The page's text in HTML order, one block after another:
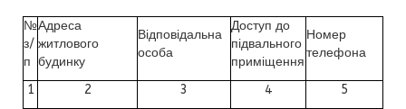
№
з/
п
Адреса
житлового
будинку
Відповідальна
особа
Доступ до
підвального
приміщення
Номер
телефона
1 2 3 4 5